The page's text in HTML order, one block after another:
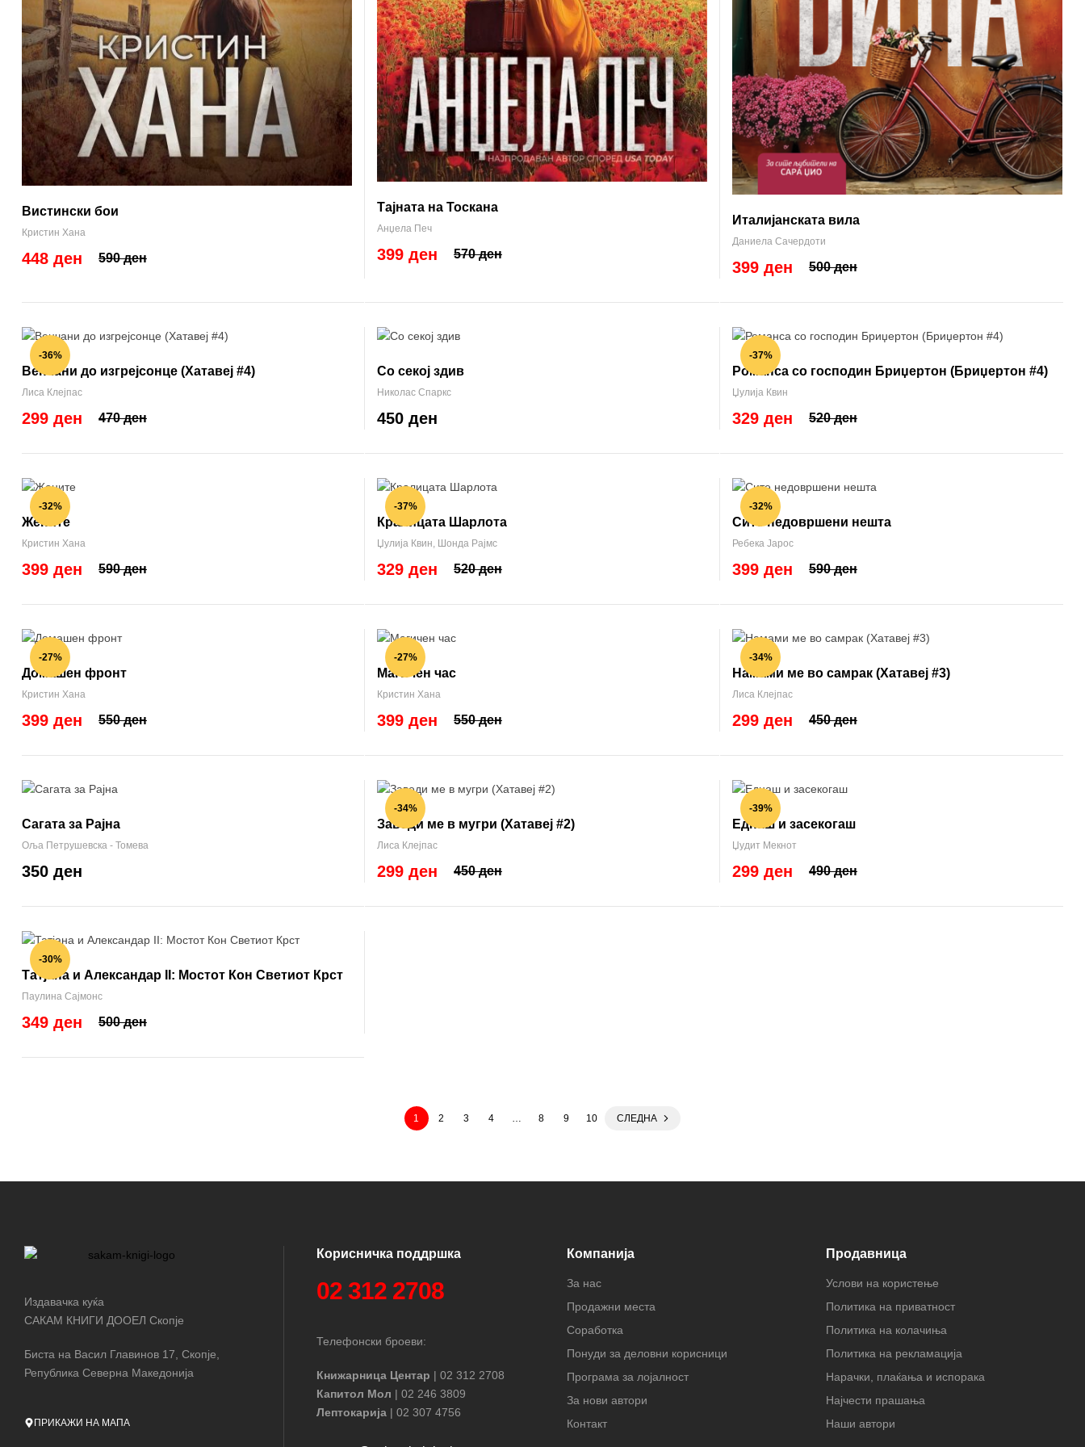
Вистински бои
Кристин Хана
590 ден
448 ден
Тајната на Тоскана
Анџела Печ
570 ден
399 ден
Италијанската вила
Даниела Сачердоти
500 ден
399 ден
-36%
Венчани до изгрејсонце (Хатавеј #4)
Лиса Клејпас
470 ден
299 ден
Со секој здив
Николас Спаркс
450 ден
-37%
Романса со господин Бриџертон (Бриџертон #4)
Џулија Квин
520 ден
329 ден
-32%
Жените
Кристин Хана
590 ден
399 ден
-37%
Кралицата Шарлота
Џулија Квин, Шонда Рајмс
520 ден
329 ден
-32%
Сите недовршени нешта
Ребека Јарос
590 ден
399 ден
-27%
Домашен фронт
Кристин Хана
550 ден
399 ден
-27%
Магичен час
Кристин Хана
550 ден
399 ден
-34%
Намами ме во самрак (Хатавеј #3)
Лиса Клејпас
450 ден
299 ден
Сагата за Рајна
Оља Петрушевска - Томева
350 ден
-34%
Заведи ме в мугри (Хатавеј #2)
Лиса Клејпас
450 ден
299 ден
-39%
Еднаш и засекогаш
Џудит Мекнот
490 ден
299 ден
-30%
Татјана и Александар II: Мостот Кон Светиот Крст
Паулина Сајмонс
500 ден
349 ден
1 2 3 4 … 8 9 10 СЛЕДНА
Издавачка куќа
САКАМ КНИГИ ДООЕЛ Скопје
Биста на Васил Главинов 17, Скопје,
Република Северна Македонија
ПРИКАЖИ НА МАПА
Корисничка поддршка
02 312 2708
Телефонски броеви:
Книжарница Центар | 02 312 2708
Капитол Мол | 02 246 3809
Лептокарија | 02 307 4756
Компанија
За нас
Продажни места
Соработка
Понуди за деловни корисници
Програма за лојалност
За нови автори
Контакт
Продавница
Услови на користење
Политика на приватност
Политика на колачиња
Политика на рекламација
Нарачки, плаќања и испорака
Најчести прашања
Наши автори